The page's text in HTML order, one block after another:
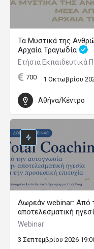
Τα Μυστικά της
Αρχαία Τραγωδία
Ετήσια Εκπαιδευτικά
700 1 Οκτωβρίου
Αθήνα/Κέντρο
Δωρεάν webinar: Από
αποτελεσματική
Webinar
3 Σεπτεμβρίου 2026